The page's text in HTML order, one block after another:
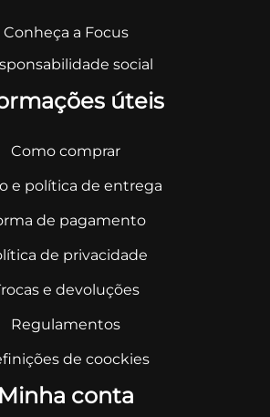
Conheça a Focus
social
úteis
Como comprar
e política de entrega
de pagamento
de privacidade
e devoluções
Regulamentos
de coockies
Minha conta